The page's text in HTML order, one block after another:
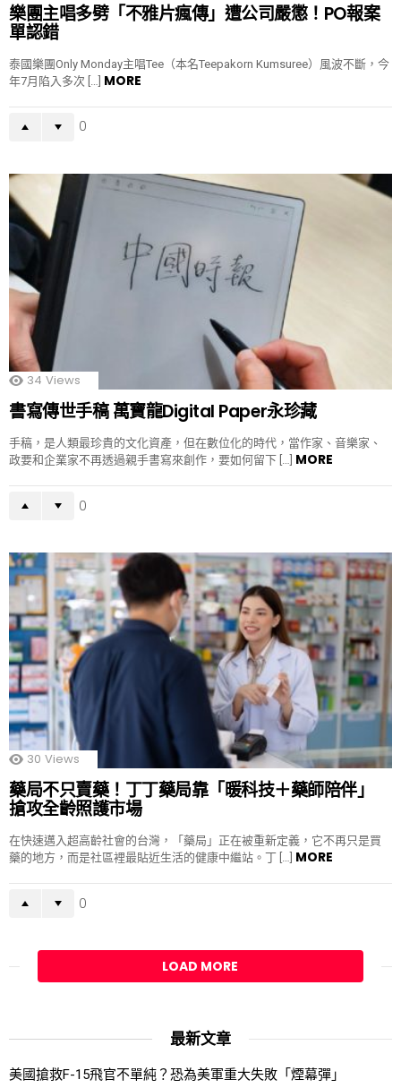
樂團主唱多劈「不雅片瘋傳」遭公司嚴懲！PO報案
單認錯
泰國樂團Only Monday主唱Tee（本名Teepakorn Kumsuree）風波不斷，今
年7月陷入多次 […] MORE
0
34 Views
書寫傳世手稿 萬寶龍Digital Paper永珍藏
手稿，是人類最珍貴的文化資產，但在數位化的時代，當作家、音樂家、
政要和企業家不再透過親手書寫來創作，要如何留下 […] MORE
0
30 Views
藥局不只賣藥！丁丁藥局靠「暖科技＋藥師陪伴」
搶攻全齡照護市場
在快速邁入超高齡社會的台灣，「藥局」正在被重新定義，它不再只是買
藥的地方，而是社區裡最貼近生活的健康中繼站。丁 […] MORE
0
LOAD MORE
最新文章
美國搶救F-15飛官不單純？恐為美軍重大失敗「煙幕彈」